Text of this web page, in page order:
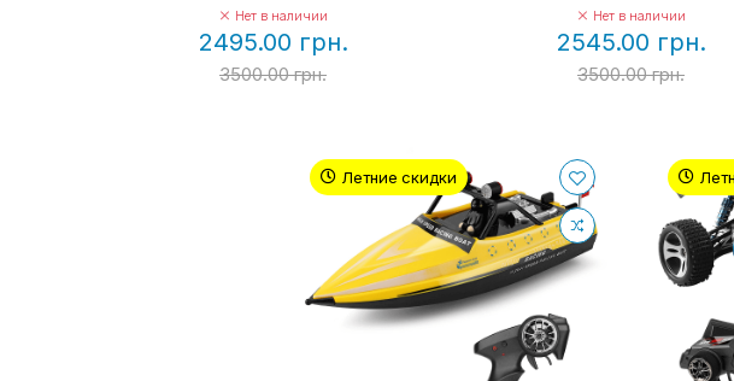
Нет в наличии
2495.00 грн.
3500.00 грн.
Нет в наличии
2545.00 грн.
3500.00 грн.
Летние скидки